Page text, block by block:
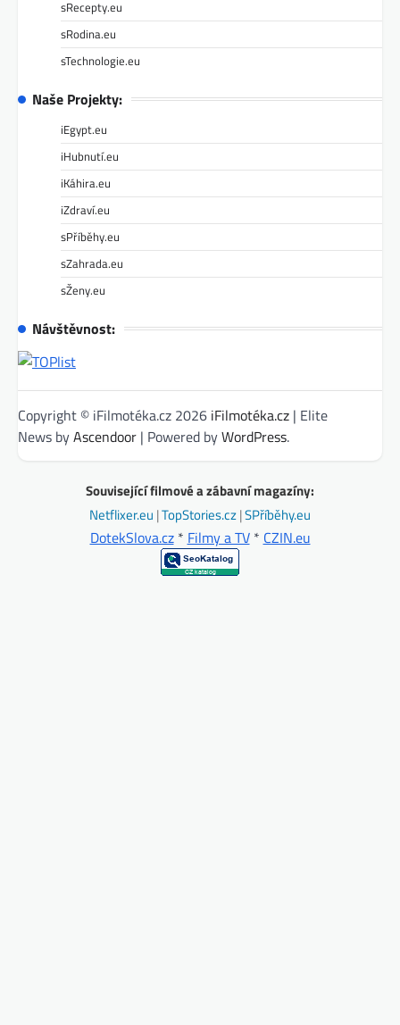
sRecepty.eu
sRodina.eu
sTechnologie.eu
Naše Projekty:
iEgypt.eu
iHubnutí.eu
iKáhira.eu
iZdraví.eu
sPříběhy.eu
sZahrada.eu
sŽeny.eu
Návštěvnost:
Copyright © iFilmotéka.cz 2026 iFilmotéka.cz | Elite
News byAscendoor | Powered byWordPress.
Související filmové a zábavní magazíny:
Netflixer.eu |TopStories.cz|SPříběhy.eu
DotekSlova.cz* Filmy a TV* CZIN.eu